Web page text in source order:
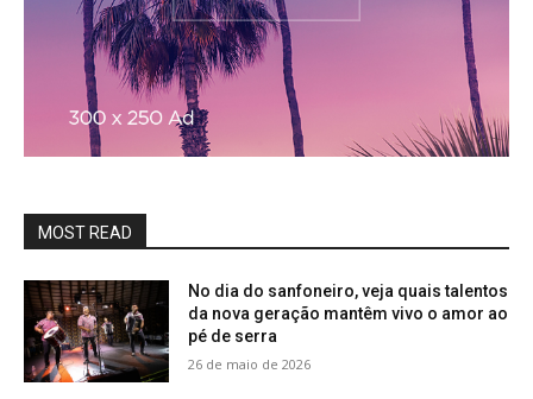
MOST READ
No dia do sanfoneiro, veja quais talentos
da nova geração mantêm vivo o amor ao
pé de serra
26 de maio de 2026